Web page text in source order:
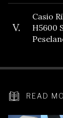
V.
Casio
H5600
READ